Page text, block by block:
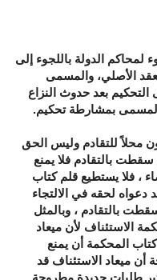
لمحاكم الدولة باللجوء إلى
الأصلي، والمسمى
بعد حدوث النزاع
بمشارطة تحكيم.
محلاً للتقادم وليس الحق
سقطت بالتقادم فلا يمنع
، فلا يستطيع قلم كتاب
دعواه لحقه في الالتجاء
بالتقادم ، وبالمثل
الاستئناف لأن ميعاد
المحكمة أن يمنع
ميعاد الاستئناف قد
طلبات جديدة مطروحة